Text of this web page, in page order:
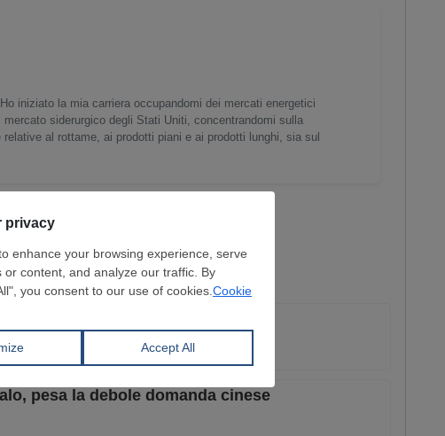
iniziato la mia carriera occupandomi dei mercati energetici
siderurgico degli Stati Uniti, concentrandomi sulla
al rottame, ai prodotti piani e ai prodotti lunghi, sia sul
pesa la debole domanda cinese